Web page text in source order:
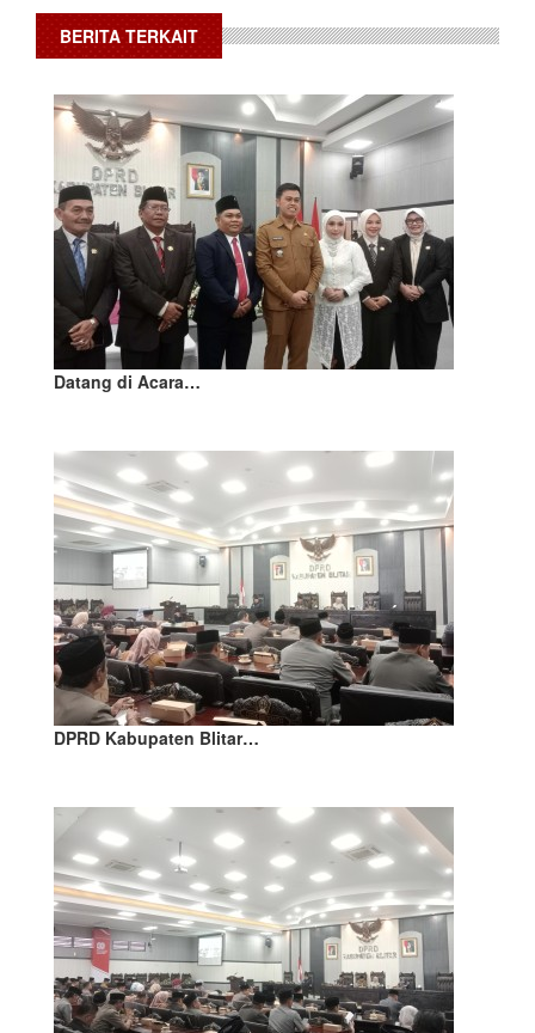
BERITA TERKAIT
Datang di Acara…
DPRD Kabupaten Blitar…